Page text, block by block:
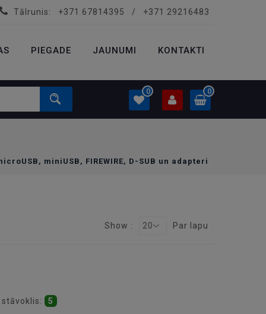
Tālrunis: +371 67814395 / +371 29216483
PIEGADE JAUNUMI KONTAKTI
0 0
Ielogoties
miniUSB, FIREWIRE, D-SUB un adapteri
Show : 20 Par lapu
5